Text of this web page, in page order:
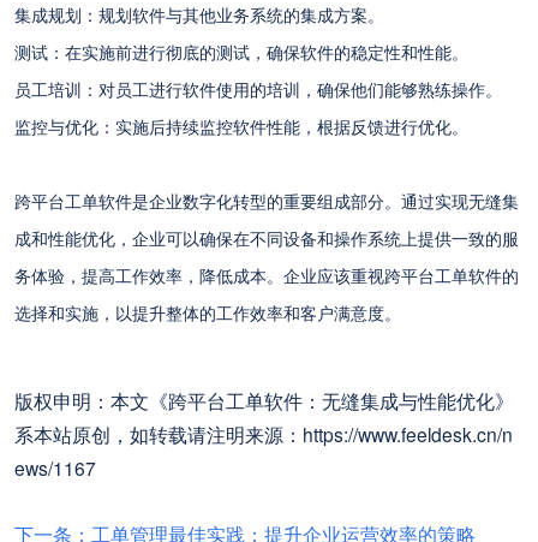
集成规划：规划软件与其他业务系统的集成方案。
测试：在实施前进行彻底的测试，确保软件的稳定性和性能。
员工培训：对员工进行软件使用的培训，确保他们能够熟练操作。
监控与优化：实施后持续监控软件性能，根据反馈进行优化。
跨平台工单软件是企业数字化转型的重要组成部分。通过实现无缝集
成和性能优化，企业可以确保在不同设备和操作系统上提供一致的服
务体验，提高工作效率，降低成本。企业应该重视跨平台工单软件的
选择和实施，以提升整体的工作效率和客户满意度。
版权申明：本文《跨平台工单软件：无缝集成与性能优化》
系本站原创，如转载请注明来源：https://www.feeldesk.cn/n
ews/1167
下一条：工单管理最佳实践：提升企业运营效率的策略